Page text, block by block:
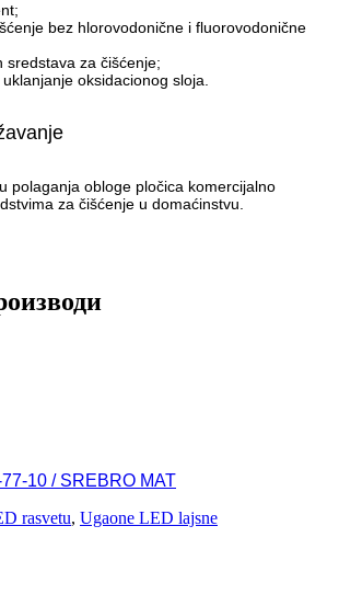
bez hlorovodonične i fluorovodonične
sredstava za čišćenje;
oksidacionog sloja.
polaganja obloge pločica komercijalno
za čišćenje u domaćinstvu.
10 / SREBRO MAT
rasvetu, Ugaone LED lajsne